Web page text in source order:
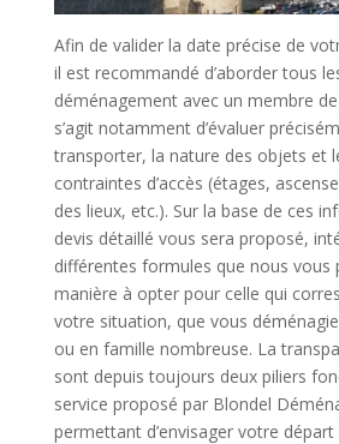
Afin de valider la date précise de
il est recommandé d’aborder tous
déménagement avec un membre
s’agit notamment d’évaluer
transporter, la nature des objets et
contraintes d’accès (étages,
des lieux, etc.). Sur la base de ces
devis détaillé vous sera proposé,
différentes formules que nous vous
manière à opter pour celle qui
votre situation, que vous
ou en famille nombreuse. La
sont depuis toujours deux piliers
service proposé par Blondel
permettant d’envisager votre départ